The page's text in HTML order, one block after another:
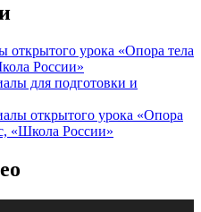
открытого урока «Опора тела
России»
для подготовки и
открытого урока «Опора
«Школа России»